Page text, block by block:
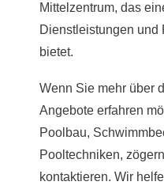
Mittelzentrum, das
Dienstleistungen und
bietet.
Wenn Sie mehr über
Angebote erfahren
Poolbau,
Pooltechniken,
kontaktieren. Wir